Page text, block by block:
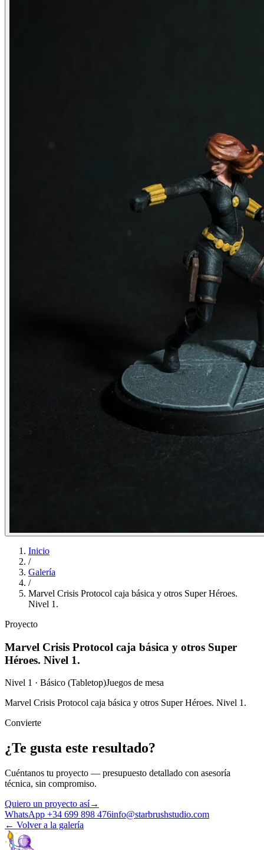
Inicio
/
Galería
/
Marvel Crisis Protocol caja básica y otros Super Héroes.
Nivel 1.
Proyecto
Marvel Crisis Protocol caja básica y otros Super
Héroes. Nivel 1.
Nivel 1 · Básico (Tabletop)Juegos de mesa
Marvel Crisis Protocol caja básica y otros Super Héroes. Nivel 1.
Convierte
¿Te gusta este resultado?
Cuéntanos tu proyecto — presupuesto detallado con asesoría
técnica, sin compromiso.
Quiero un proyecto así→
WhatsApp +34 699 898 476info@starbrushstudio.com
← Volver a la galería